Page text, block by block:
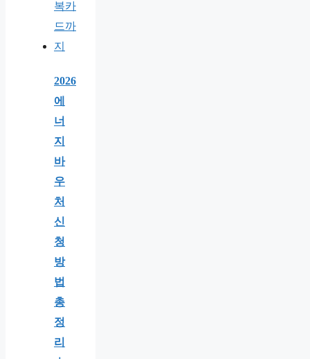
2026
에
너
지
바
우
처
신
청
방
법
총
정
리